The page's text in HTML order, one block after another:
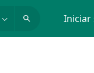
Iniciar